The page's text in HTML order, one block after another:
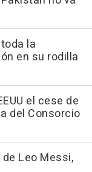
la
en su rodilla
el cese de
del Consorcio
Leo Messi,